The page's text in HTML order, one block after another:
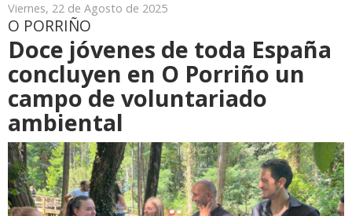
Viernes, 22 de Agosto de 2025
O PORRIÑO
Doce jóvenes de toda España
concluyen en O Porriño un
campo de voluntariado
ambiental